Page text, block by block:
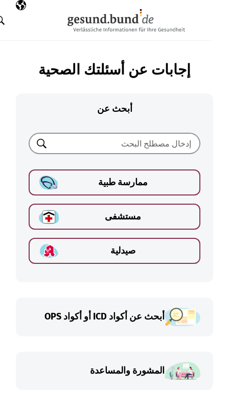
اللغة
البحث
إجابات عن أسئلتك الصحية
أبحث عن
ممارسة طبية
مستشفى
صيدلية
أبحث عن أكواد ICD أو أكواد OPS
المشورة والمساعدة